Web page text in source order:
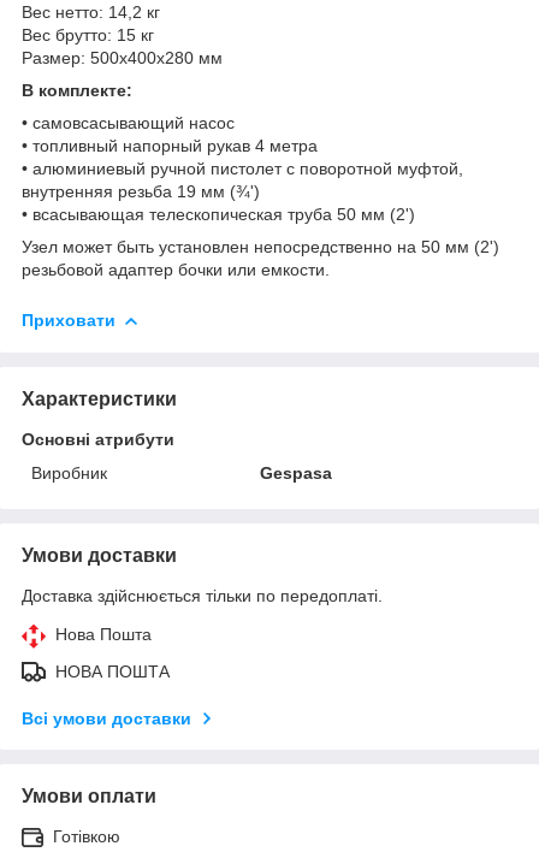
Вес нетто: 14,2 кг
Вес брутто: 15 кг
Размер: 500x400x280 мм
В комплекте:
• самовсасывающий насос
• топливный напорный рукав 4 метра
• алюминиевый ручной пистолет с поворотной муфтой,
внутренняя резьба 19 мм (¾')
• всасывающая телескопическая труба 50 мм (2')
Узел может быть установлен непосредственно на 50 мм (2')
резьбовой адаптер бочки или емкости.
Приховати
Характеристики
Основні атрибути
Виробник
Gespasa
Умови доставки
Доставка здійснюється тільки по передоплаті.
Нова Пошта
НОВА ПОШТА
Всі умови доставки
Умови оплати
Готівкою